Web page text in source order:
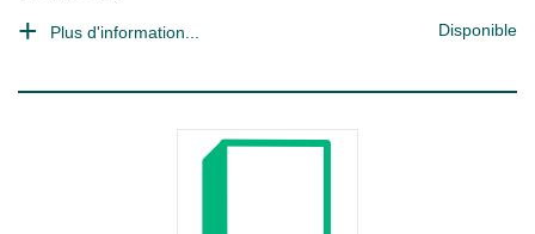
Plus d'information... Disponible